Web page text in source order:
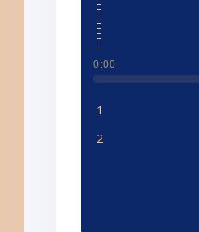
0:00
1
2